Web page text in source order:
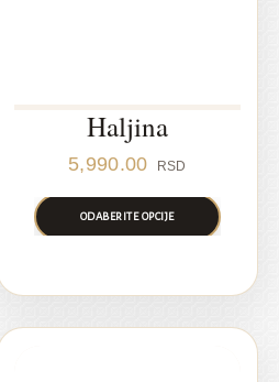
Haljina
5,990.00 RSD
ODABERITE OPCIJE